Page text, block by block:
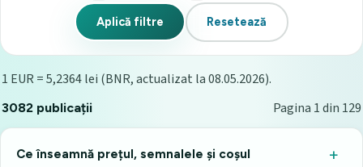
Aplică filtre Resetează
1 EUR = 5,2364 lei (BNR, actualizat la 08.05.2026).
3082 publicații Pagina 1 din 129
Ce înseamnă prețul, semnalele și coșul